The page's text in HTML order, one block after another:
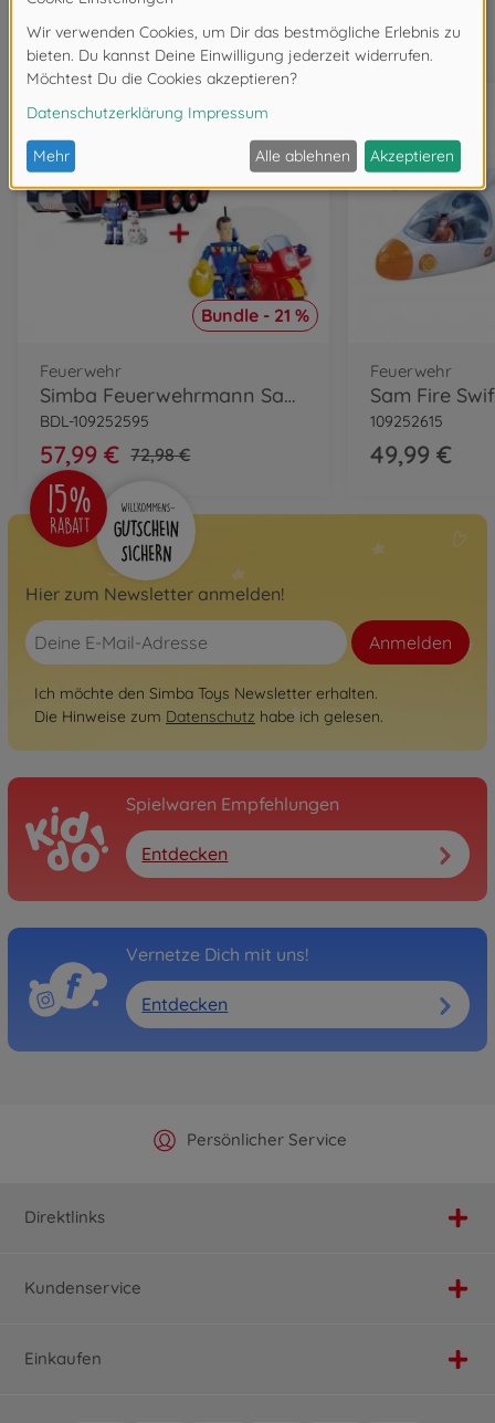
Wird oft zusammen gekauft
Bundle - 21 %
Feuerwehr
Simba Feuerwehrmann Sam Jupiter Bundle
BDL-109252595
57,99 € 72,98 €
Feuerwehr
109252615
49,99 €
Hier zum Newsletter anmelden!
Anmelden
Ich möchte den Simba Toys Newsletter erhalten.
Die Hinweise zum Datenschutz habe ich gelesen.
Spielwaren Empfehlungen
Entdecken
Vernetze Dich mit uns!
Entdecken
Offizieller Hersteller Shop
Persönlicher Service
Versandkostenfrei ab 25€
Schnelle Lieferung
Direktlinks
Kundenservice
Einkaufen